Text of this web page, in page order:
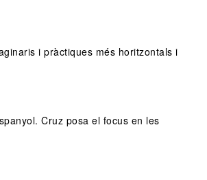
i pràctiques més horitzontals i
Cruz posa el focus en les